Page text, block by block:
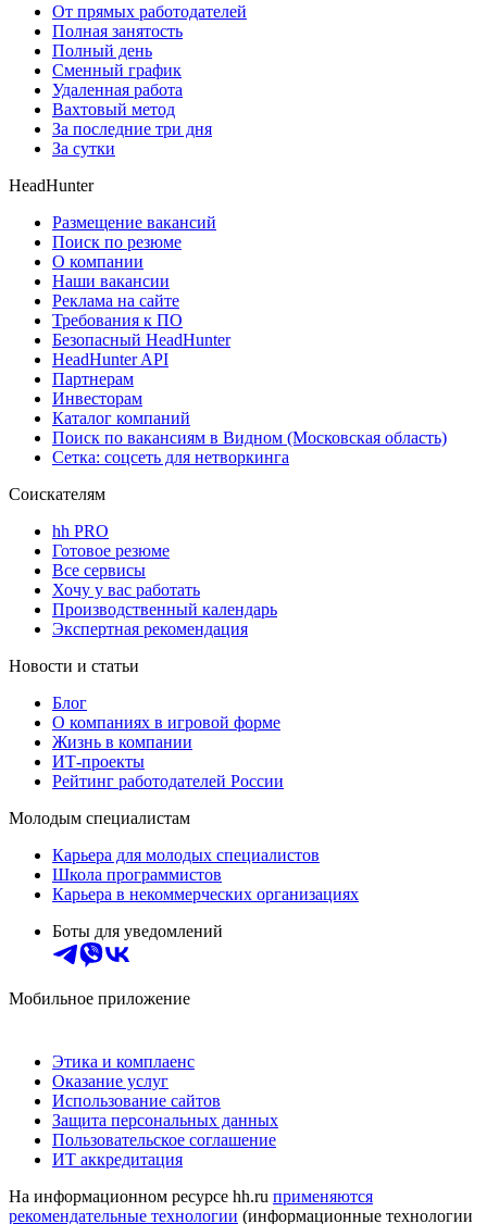
От прямых работодателей
Полная занятость
Полный день
Сменный график
Удаленная работа
Вахтовый метод
За последние три дня
За сутки
HeadHunter
Размещение вакансий
Поиск по резюме
О компании
Наши вакансии
Реклама на сайте
Требования к ПО
Безопасный HeadHunter
HeadHunter API
Партнерам
Инвесторам
Каталог компаний
Поиск по вакансиям в Видном (Московская область)
Сетка: соцсеть для нетворкинга
Соискателям
hh PRO
Готовое резюме
Все сервисы
Хочу у вас работать
Производственный календарь
Экспертная рекомендация
Новости и статьи
Блог
О компаниях в игровой форме
Жизнь в компании
ИТ-проекты
Рейтинг работодателей России
Молодым специалистам
Карьера для молодых специалистов
Школа программистов
Карьера в некоммерческих организациях
Боты для уведомлений
Мобильное приложение
Этика и комплаенс
Оказание услуг
Использование сайтов
Защита персональных данных
Пользовательское соглашение
ИТ аккредитация
На информационном ресурсе hh.ru применяются
рекомендательные технологии (информационные технологии